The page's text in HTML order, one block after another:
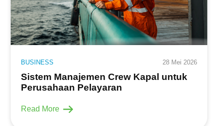
BUSINESS 28 Mei 2026
Sistem Manajemen Crew Kapal untuk
Perusahaan Pelayaran
Read More